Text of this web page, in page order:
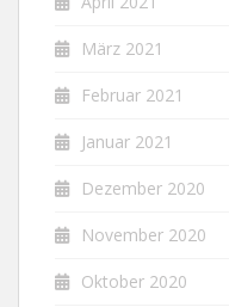
März 2021
Februar 2021
Januar 2021
Dezember 2020
November 2020
Oktober 2020